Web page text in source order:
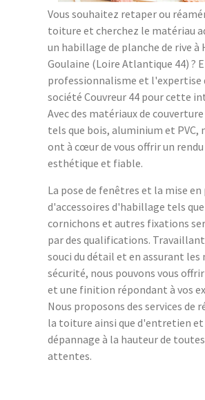
Vous souhaitez retaper ou
toiture et cherchez le matériau
un habillage de planche de rive à
Goulaine (Loire Atlantique 44) ?
professionnalisme et l'expertise
société Couvreur 44 pour cette
Avec des matériaux de
tels que bois, aluminium et PVC,
ont à cœur de vous offrir un
esthétique et fiable.
La pose de fenêtres et la mise en
d'accessoires d'habillage tels que
cornichons et autres fixations
par des qualifications. Travaillant
souci du détail et en assurant les
sécurité, nous pouvons vous
et une finition répondant à vos
Nous proposons des services de
la toiture ainsi que d'entretien et
dépannage à la hauteur de
attentes.